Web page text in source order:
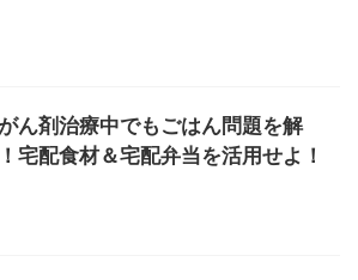
ん剤治療中でもごはん問題を解
宅配食材＆宅配弁当を活用せよ！